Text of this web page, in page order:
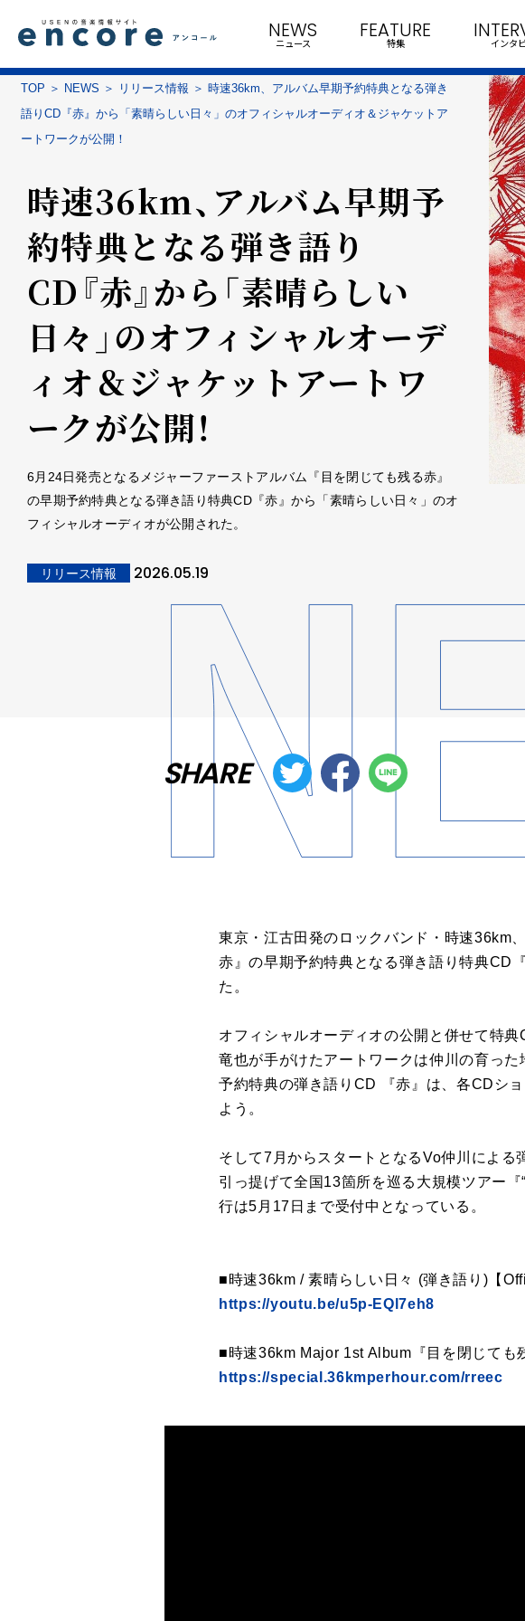
NEWS
ニュース
FEATURE
特集 インタ
TOP NEWS リリース情報
時速36km、アルバム早期予約特典となる弾き
語りCD『赤』から「素晴らしい日々」のオフィシャルオーディオ＆ジャケットア
ートワークが公開！
時速36km、アルバム早期予
約特典となる弾き語り
CD『赤』から「素晴らしい
日々」のオフィシャルオーデ
ィオ＆ジャケットアートワ
ークが公開！
6月24日発売となるメジャーファーストアルバム『目を閉じても残る赤』
の早期予約特典となる弾き語り特典CD『赤』から「素晴らしい日々」のオ
フィシャルオーディオが公開された。
リリース情報 2026.05.19
SHARE
東京・江古田発のロックバンド・時速36km
赤』の早期予約特典となる弾き語り特典CD
た。
オフィシャルオーディオの公開と併せて特
竜也が手がけたアートワークは仲川の育っ
予約特典の弾き語りCD 『赤』は、各CDシ
よう。
そして7月からスタートとなるVo仲川によ
引っ提げて全国13箇所を巡る大規模ツアー
行は5月17日まで受付中となっている。
■時速36km / 素晴らしい日々 (弾き語り)【
https://youtu.be/u5p-EQl7eh8
■時速36km Major 1st Album『目を閉じても
https://special.36kmperhour.com/rreec